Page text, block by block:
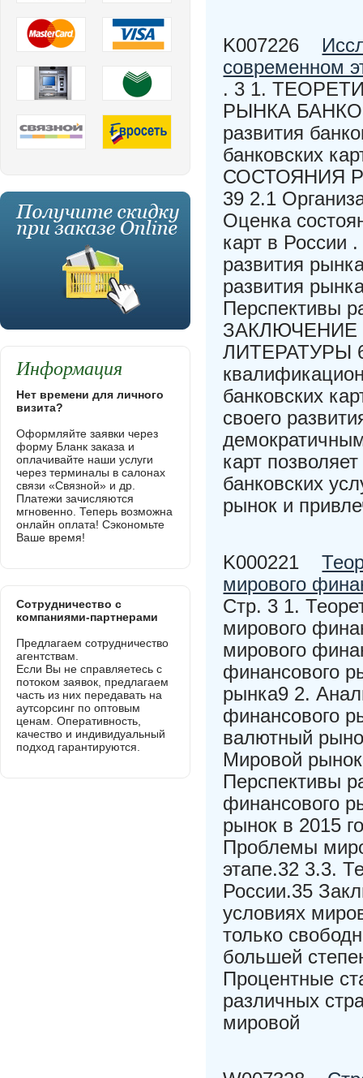
K007226
современном
. 3 1.
РЫНКА
развития
банковских
СОСТОЯНИЯ
39 2.1
Оценка
карт в России
развития
развития
Перспективы
ЛИТЕРАТУРЫ
банковских
своего
карт
банковских
рынок и
K000221
мирового
Стр. 3 1.
мирового
мирового
финансового
рынка9 2.
финансового
валютный
Мировой
Перспективы
финансового
рынок в 2015
Проблемы
этапе.32 3.3.
России.35
условиях
только
большей
Процентные
различных
мировой
Информация
Нет времени для личного
визита?
Оформляйте заявки через
форму Бланк заказа и
оплачивайте наши услуги
через терминалы в салонах
связи «Связной» и др.
Платежи зачисляются
мгновенно. Теперь возможна
онлайн оплата! Сэкономьте
Ваше время!
Сотрудничество с
компаниями-партнерами
Предлагаем сотрудничество
агентствам.
Если Вы не справляетесь с
потоком заявок, предлагаем
часть из них передавать на
аутсорсинг по оптовым
ценам. Оперативность,
качество и индивидуальный
подход гарантируются.